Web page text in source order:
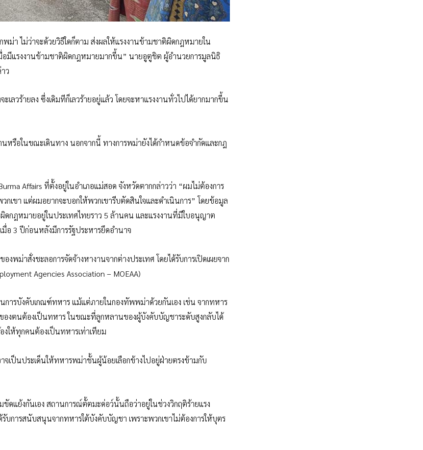
า ไม่ว่าจะด้วยวิธีใดก็ตาม ส่งผลให้แรงงานข้ามชาติผิดกฎหมายใน
อมีแรงงานข้ามชาติผิดกฎหมายมากขึ้น” นายอูตูชิต ผู้อำนวยการมูลนิธิ
ว
วร้ายลง ซึ่งเดิมทีก็เลวร้ายอยู่แล้ว โดยจะหาแรงงานทั่วไปได้ยากมากขึ้น
รือในขณะเดินทาง นอกจากนี้ ทางการพม่ายังได้กำหนดข้อจำกัดและกฎ
Affairs ที่ตั้งอยู่ในอำเภอแม่สอด จังหวัดตากกล่าวว่า “ผมไม่ต้องการ
เขา แต่ผมอยากจะบอกให้พวกเขารีบตัดสินใจและดำเนินการ” โดยข้อมูล
กฎหมายอยู่ในประเทศไทยราว 5 ล้านคน และแรงงานที่มีใบอนุญาต
อ 3 ปีก่อนหลังมีการรัฐประหารยึดอำนาจ
งพม่าสั่งชะลอการจัดจ้างหางานจากต่างประเทศ โดยได้รับการเปิดเผยจาก
Agencies Association – MOEAA)
ารบังคับเกณฑ์ทหาร แม้แต่ภายในกองทัพพม่าด้วยกันเอง เช่น จากทหาร
งตนต้องเป็นทหาร ในขณะที่ลูกหลานของผู้บังคับบัญชาระดับสูงกลับได้
งให้ทุกคนต้องเป็นทหารเท่าเทียม
เป็นประเด็นให้ทหารพม่าชั้นผู้น้อยเลือกข้างไปอยู่ฝ่ายตรงข้ามกับ
แย้งกันเอง สถานการณ์ตั้ตมะด่อว์นั้นถือว่าอยู่ในช่วงวิกฤติร้ายแรง
บการสนับสนุนจากทหารใต้บังคับบัญชา เพราะพวกเขาไม่ต้องการให้บุตร